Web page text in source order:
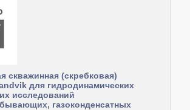
скважинная (скребковая)
для гидродинамических
исследований
газоконденсатных